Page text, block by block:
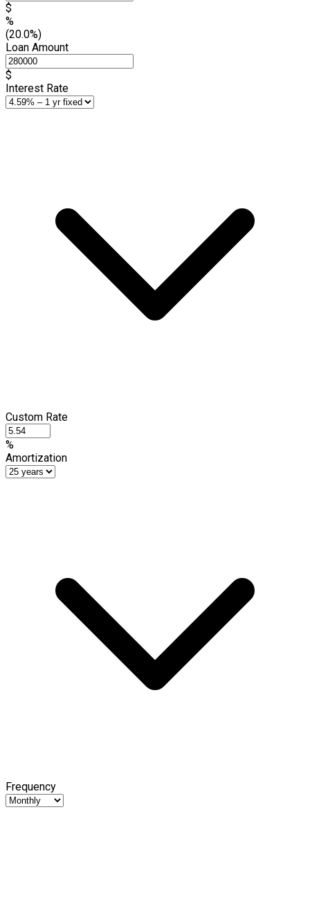
$
%
(20.0%)
Loan Amount
$
Interest Rate
Custom Rate
%
Amortization
Frequency